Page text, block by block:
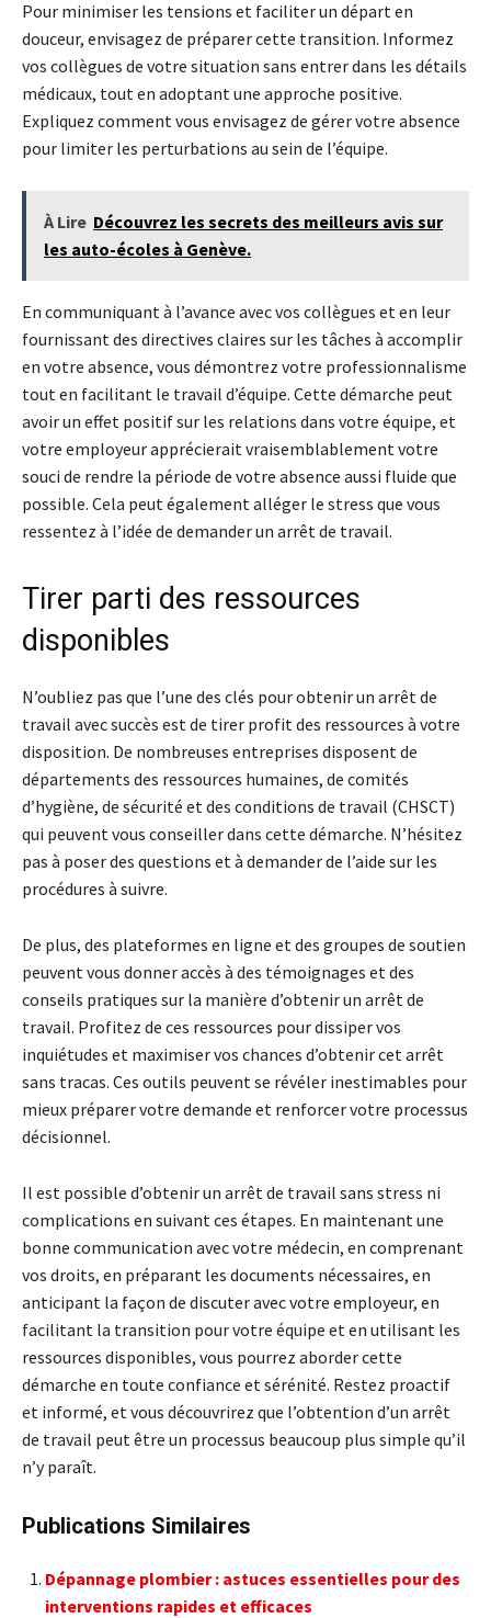
Pour minimiser les tensions et faciliter un départ en
douceur, envisagez de préparer cette transition. Informez
vos collègues de votre situation sans entrer dans les détails
médicaux, tout en adoptant une approche positive.
Expliquez comment vous envisagez de gérer votre absence
pour limiter les perturbations au sein de l’équipe.
À Lire Découvrez les secrets des meilleurs avis sur
les auto-écoles à Genève.
En communiquant à l’avance avec vos collègues et en leur
fournissant des directives claires sur les tâches à accomplir
en votre absence, vous démontrez votre professionnalisme
tout en facilitant le travail d’équipe. Cette démarche peut
avoir un effet positif sur les relations dans votre équipe, et
votre employeur apprécierait vraisemblablement votre
souci de rendre la période de votre absence aussi fluide que
possible. Cela peut également alléger le stress que vous
ressentez à l’idée de demander un arrêt de travail.
Tirer parti des ressources
disponibles
N’oubliez pas que l’une des clés pour obtenir un arrêt de
travail avec succès est de tirer profit des ressources à votre
disposition. De nombreuses entreprises disposent de
départements des ressources humaines, de comités
d’hygiène, de sécurité et des conditions de travail (CHSCT)
qui peuvent vous conseiller dans cette démarche. N’hésitez
pas à poser des questions et à demander de l’aide sur les
procédures à suivre.
De plus, des plateformes en ligne et des groupes de soutien
peuvent vous donner accès à des témoignages et des
conseils pratiques sur la manière d’obtenir un arrêt de
travail. Profitez de ces ressources pour dissiper vos
inquiétudes et maximiser vos chances d’obtenir cet arrêt
sans tracas. Ces outils peuvent se révéler inestimables pour
mieux préparer votre demande et renforcer votre processus
décisionnel.
Il est possible d’obtenir un arrêt de travail sans stress ni
complications en suivant ces étapes. En maintenant une
bonne communication avec votre médecin, en comprenant
vos droits, en préparant les documents nécessaires, en
anticipant la façon de discuter avec votre employeur, en
facilitant la transition pour votre équipe et en utilisant les
ressources disponibles, vous pourrez aborder cette
démarche en toute confiance et sérénité. Restez proactif
et informé, et vous découvrirez que l’obtention d’un arrêt
de travail peut être un processus beaucoup plus simple qu’il
n’y paraît.
Publications Similaires
Dépannage plombier : astuces essentielles pour des
interventions rapides et efficaces